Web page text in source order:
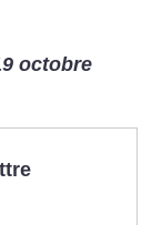
octobre